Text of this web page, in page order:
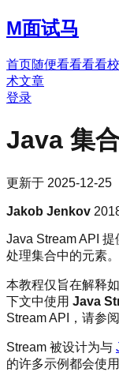
M面试马
首页随便看看看看
术文章
登录
Java 集
更新于 2025-12-25
Jakob Jenkov
Java Stream API
处理集合中的元素
本教程仅旨在解释
下文中使用 Java
Stream API，请参
Stream 被设计为与
的许多示例都会使